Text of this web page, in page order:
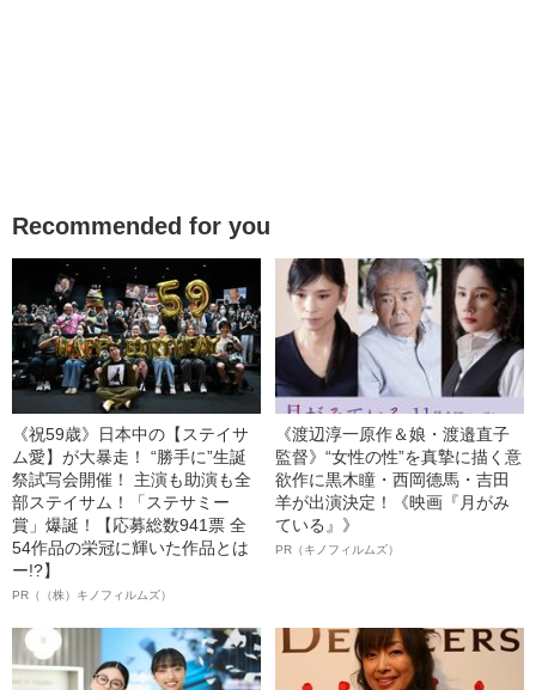
Recommended for you
《祝59歳》日本中の【ステイサ
ム愛】が大暴走！ “勝手に”生誕
祭試写会開催！ 主演も助演も全
部ステイサム！「ステサミー
賞」爆誕！【応募総数941票 全
54作品の栄冠に輝いた作品とは
ー!?】
PR（（株）キノフィルムズ）
《渡辺淳一原作＆娘・渡邉直子
監督》“女性の性”を真摯に描く意
欲作に黒木瞳・西岡德馬・吉田
羊が出演決定！《映画『月がみ
ている』》
PR（キノフィルムズ）